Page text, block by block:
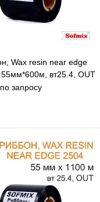
Wax resin near edge
вт25.4, OUT
запросу
В избранное
К сравнению
Под заказ